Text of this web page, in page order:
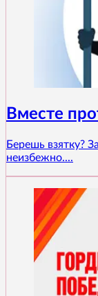
Вместе
Берешь взятку?
неизбежно....